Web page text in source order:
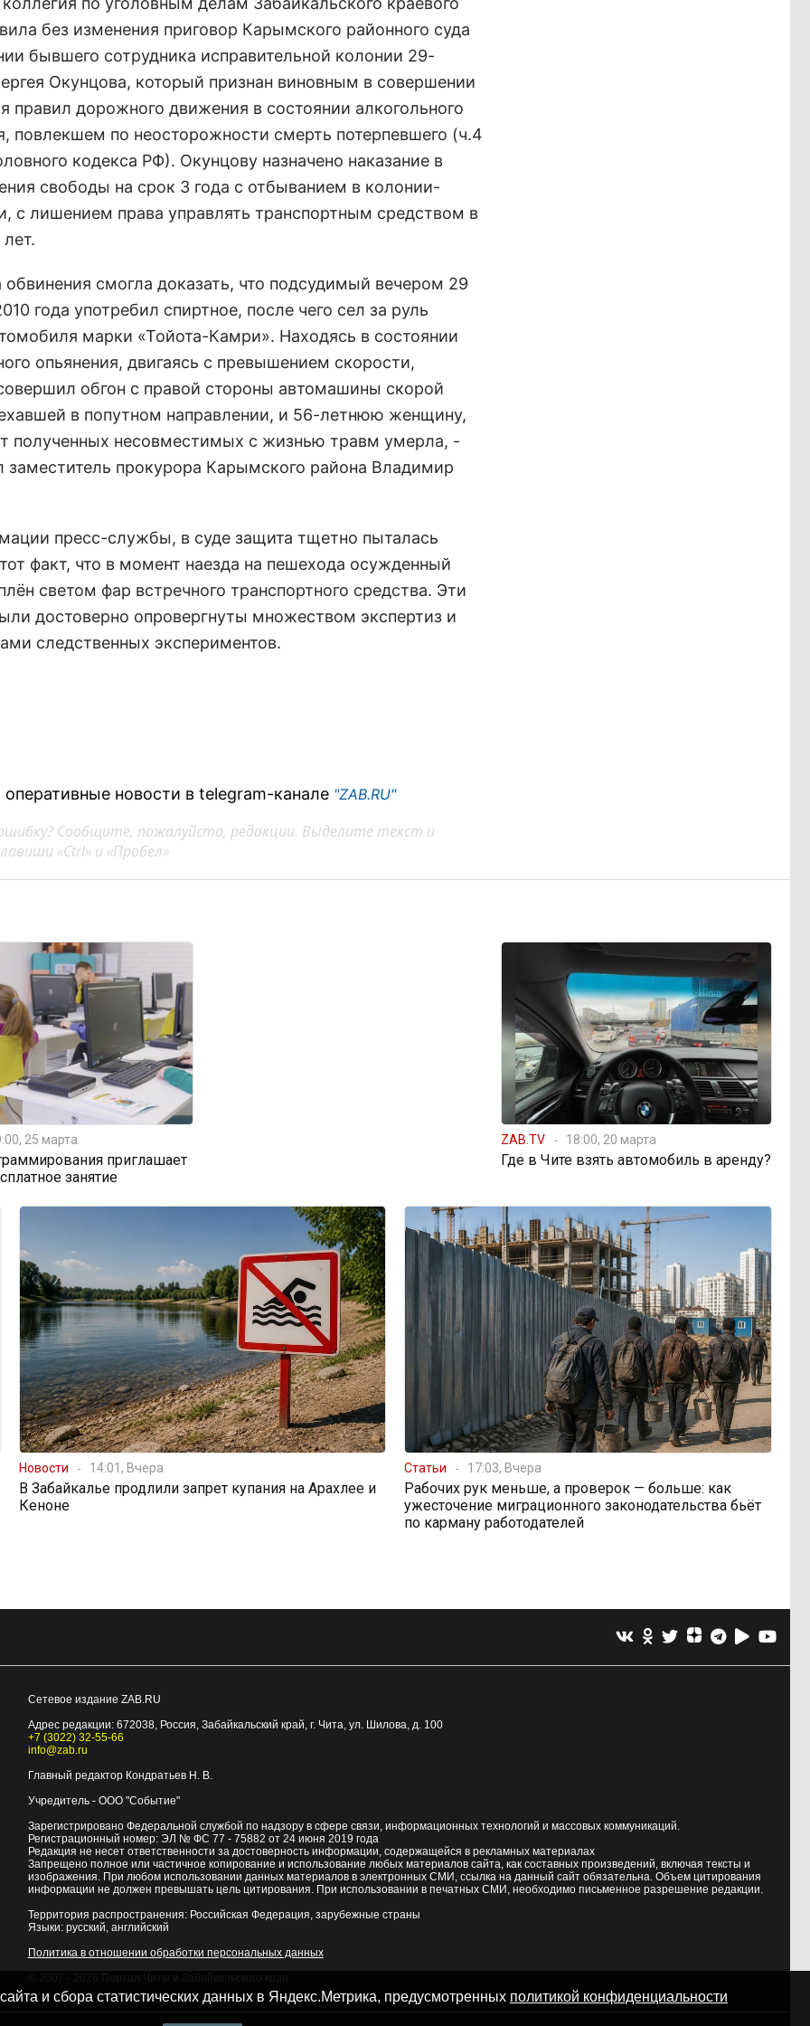
без изменения приговор Карымского районного суда
бывшего сотрудника исправительной колонии 29-
Окунцова, который признан виновным в совершении
правил дорожного движения в состоянии алкогольного
повлекшем по неосторожности смерть потерпевшего (ч.4
кодекса РФ). Окунцову назначено наказание в
свободы на срок 3 года с отбыванием в колонии-
с лишением права управлять транспортным средством в
обвинения смогла доказать, что подсудимый вечером 29
года употребил спиртное, после чего сел за руль
марки «Тойота-Камри». Находясь в состоянии
опьянения, двигаясь с превышением скорости,
обгон с правой стороны автомашины скорой
в попутном направлении, и 56-летнюю женщину,
полученных несовместимых с жизнью травм умерла, -
заместитель прокурора Карымского района Владимир
пресс-службы, в суде защита тщетно пыталась
факт, что в момент наезда на пешехода осужденный
светом фар встречного транспортного средства. Эти
достоверно опровергнуты множеством экспертиз и
следственных экспериментов.
новости в telegram-канале "ZAB.RU"
Сообщите, пожалуйста, редакции. Выделите текст и
«Ctrl» и «Пробел»
25 марта
приглашает
занятие
ZAB.TV 18:00, 20 марта
Где в Чите взять автомобиль в аренду?
Новости 14:01, Вчера
В Забайкалье продлили запрет купания на Арахлее и
Кеноне
Статьи 17:03, Вчера
Рабочих рук меньше, а проверок — больше: как
ужесточение миграционного законодательства бьёт
по карману работодателей
Сетевое издание ZAB.RU
Адрес редакции: 672038, Россия, Забайкальский край, г. Чита, ул. Шилова, д. 100
+7 (3022) 32-55-66
info@zab.ru
Главный редактор Кондратьев Н. В.
Учредитель - ООО "Событие"
Зарегистрировано Федеральной службой по надзору в сфере связи, информационных технологий и массовых коммуникаций.
Регистрационный номер: ЭЛ № ФС 77 - 75882 от 24 июня 2019 года
Редакция не несет ответственности за достоверность информации, содержащейся в рекламных материалах
Запрещено полное или частичное копирование и использование любых материалов сайта, как составных произведений, включая тексты и
изображения. При любом использовании данных материалов в электронных СМИ, ссылка на данный сайт обязательна. Объем цитирования
информации не должен превышать цель цитирования. При использовании в печатных СМИ, необходимо письменное разрешение редакции.
Территория распространения: Российская Федерация, зарубежные страны
Языки: русский, английский
Политика в отношении обработки персональных данных
и сбора статистических данных в Яндекс.Метрика, предусмотренных политикой конфиденциальности